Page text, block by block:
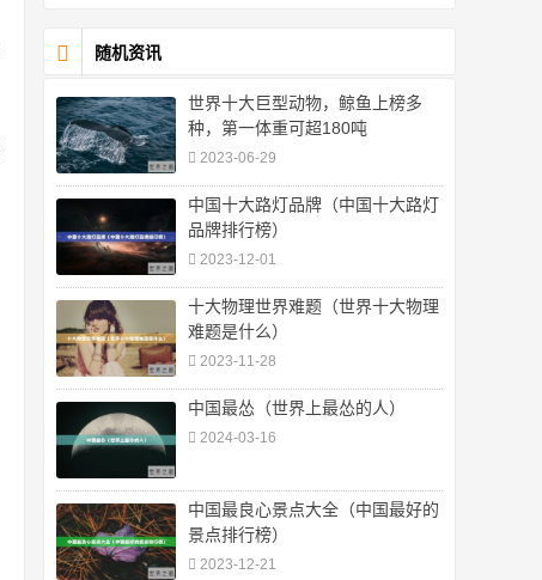
随机资讯
世界十大巨型动物，鲸鱼上榜多
种，第一体重可超180吨
2023-06-29
中国十大路灯品牌（中国十大路灯
品牌排行榜）
2023-12-01
十大物理世界难题（世界十大物理
难题是什么）
2023-11-28
中国最怂（世界上最怂的人）
2024-03-16
中国最良心景点大全（中国最好的
景点排行榜）
2023-12-21